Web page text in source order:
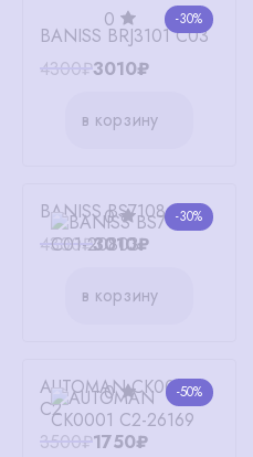
0 -30%
BANISS BRJ3101 C03
4300₽3010₽
в корзину
0 -30%
BANISS BS7108 C01
4300₽3010₽
в корзину
0 -50%
AUTOMAN СК0001
С2
3500₽1750₽